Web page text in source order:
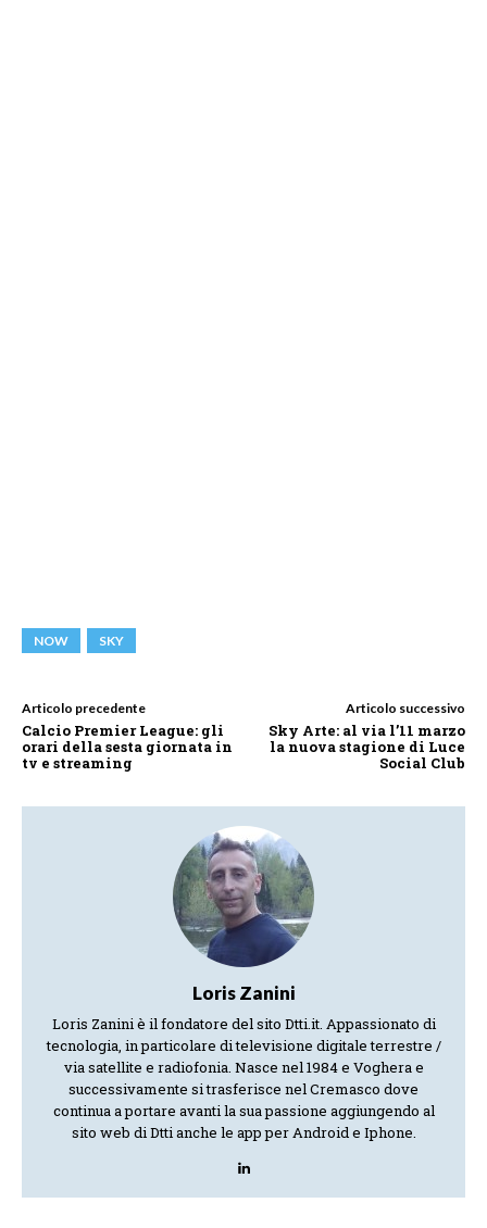
NOW SKY
Articolo precedente
Calcio Premier League: gli
orari della sesta giornata in
tv e streaming
Articolo successivo
Sky Arte: al via l’11 marzo
la nuova stagione di Luce
Social Club
Loris Zanini
Loris Zanini è il fondatore del sito Dtti.it. Appassionato di
tecnologia, in particolare di televisione digitale terrestre /
via satellite e radiofonia. Nasce nel 1984 e Voghera e
successivamente si trasferisce nel Cremasco dove
continua a portare avanti la sua passione aggiungendo al
sito web di Dtti anche le app per Android e Iphone.